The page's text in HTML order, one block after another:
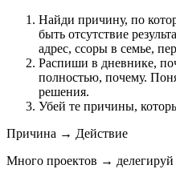
Найди причину, по
быть отсутствие
адрес, ссоры в семье,
Распиши в дневнике,
полностью, почему.
решения.
Убей те причины,
Причина → Действие
Много проектов → делегируй